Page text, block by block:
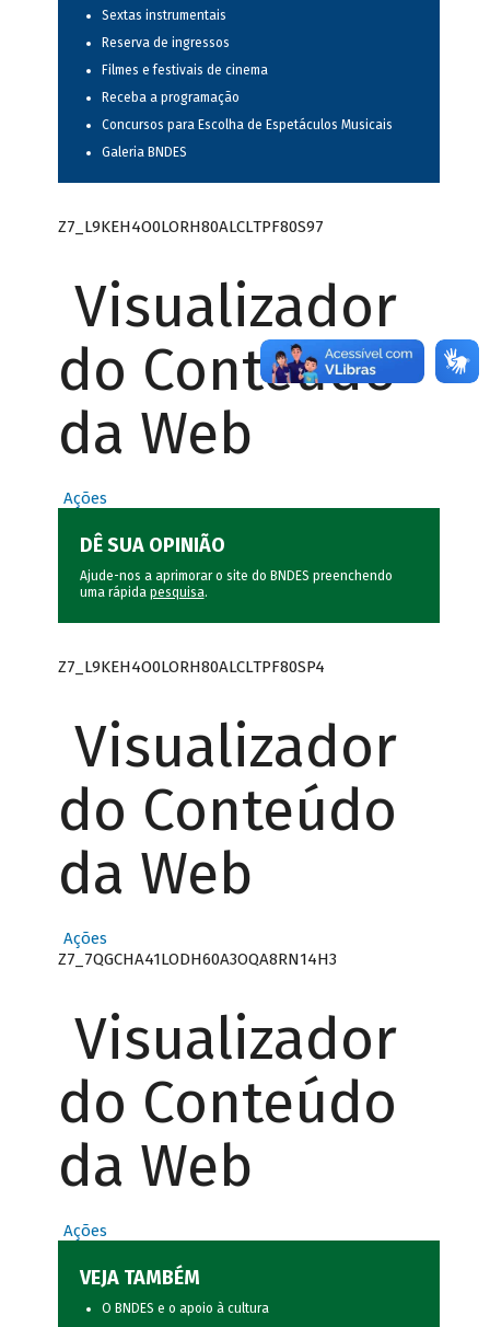
Sextas instrumentais
Reserva de ingressos
Filmes e festivais de cinema
Receba a programação
Concursos para Escolha de Espetáculos Musicais
Galeria BNDES
Z7_L9KEH4O0LORH80ALCLTPF80S97
Visualizador
do Conteúdo
da Web
Ações
DÊ SUA OPINIÃO
Ajude-nos a aprimorar o site do BNDES preenchendo
uma rápida pesquisa.
Z7_L9KEH4O0LORH80ALCLTPF80SP4
Visualizador
do Conteúdo
da Web
Ações
Z7_7QGCHA41LODH60A3OQA8RN14H3
Visualizador
do Conteúdo
da Web
Ações
VEJA TAMBÉM
O BNDES e o apoio à cultura